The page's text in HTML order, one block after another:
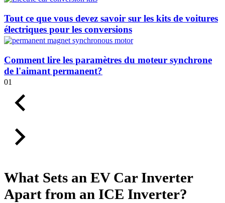
Tout ce que vous devez savoir sur les kits de voitures
électriques pour les conversions
Comment lire les paramètres du moteur synchrone
de l'aimant permanent?
01
What Sets an EV Car Inverter
Apart from an ICE Inverter?